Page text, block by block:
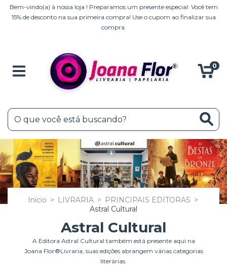
Bem-vindo(a) à nossa loja ! Preparamos um presente especial: Você tem
15% de desconto na sua primeira compra! Use o cupom ao finalizar sua
compra.
0
Início > LIVRARIA > PRINCIPAIS EDITORAS >
Astral Cultural
Astral Cultural
A Editora Astral Cultural também está presente aqui na
Joana Flor®Livraria, suas edições abrangem várias categorias
literárias.